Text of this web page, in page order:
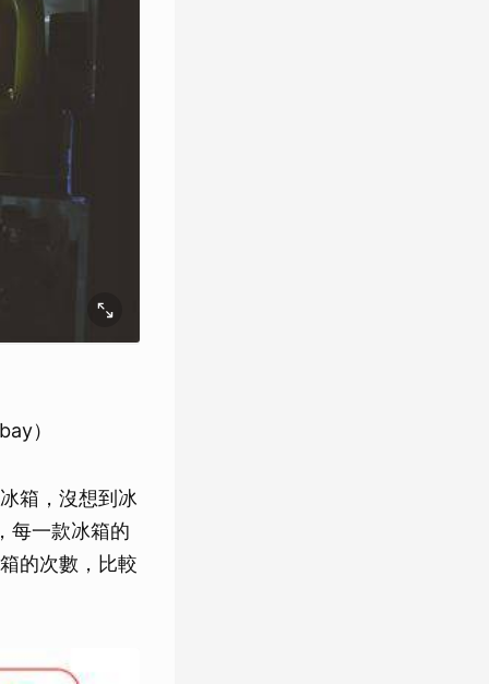
）
箱，沒想到冰
每一款冰箱的
的次數，比較